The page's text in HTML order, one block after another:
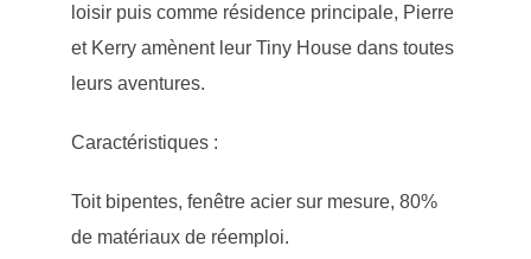
loisir puis comme résidence principale, Pierre
et Kerry amènent leur Tiny House dans toutes
leurs aventures.
Caractéristiques :
Toit bipentes, fenêtre acier sur mesure, 80%
de matériaux de réemploi.